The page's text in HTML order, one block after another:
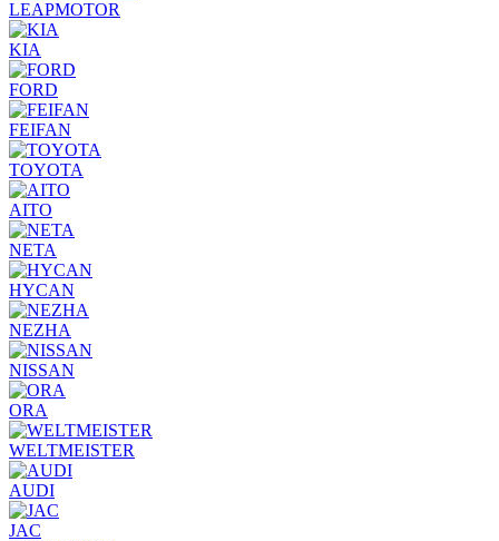
LEAPMOTOR
KIA
FORD
FEIFAN
TOYOTA
AITO
NETA
HYCAN
NEZHA
NISSAN
ORA
WELTMEISTER
AUDI
JAC